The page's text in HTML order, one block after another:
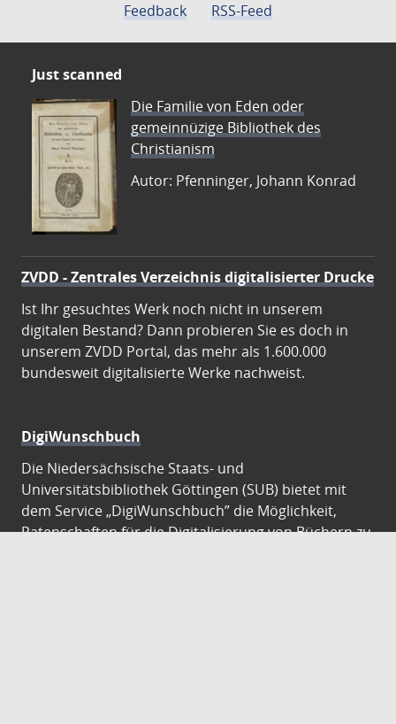
Feedback
RSS-Feed
Just scanned
Die Familie von Eden oder
gemeinnüzige Bibliothek des
Christianism
Autor: Pfenninger, Johann Konrad
ZVDD - Zentrales Verzeichnis digitalisierter Drucke
Ist Ihr gesuchtes Werk noch nicht in unserem
digitalen Bestand? Dann probieren Sie es doch in
unserem ZVDD Portal, das mehr als 1.600.000
bundesweit digitalisierte Werke nachweist.
DigiWunschbuch
Die Niedersächsische Staats- und
Universitätsbibliothek Göttingen (SUB) bietet mit
dem Service „DigiWunschbuch” die Möglichkeit,
Patenschaften für die Digitalisierung von Büchern zu